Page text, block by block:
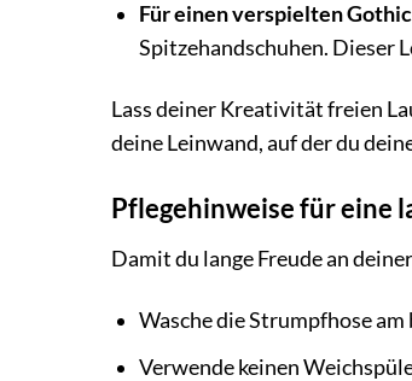
Für einen verspielten
Spitzehandschuhen. Dieser
Lass deiner Kreativität freien
deine Leinwand, auf der du
Pflegehinweise für eine
Damit du lange Freude an
Wasche die Strumpfhose
Verwende keinen